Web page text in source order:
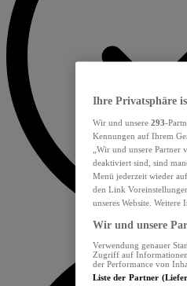
Ihre Privatsphäre
Wir und unsere 293-
Kennungen auf Ihrem
„Wir und unsere
deaktiviert sind, sind
Menü jederzeit wieder
den Link
unseres Website.
Wir und unsere
Verwendung genauer
Zugriff auf Informationen
der Performance von
Liste der Partner